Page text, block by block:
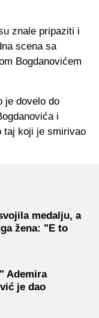
znale pripaziti i
scena sa
Bogdanovićem
je dovelo do
i
taj koji je smirivao
medalju, a
žena: "E to
Ademira
je dao